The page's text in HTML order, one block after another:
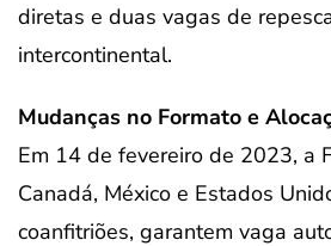
diretas e duas vagas de
intercontinental.
Mudanças no Formato e
Em 14 de fevereiro de 2023, a
Canadá, México e Estados
coanfitriões, garantem vaga